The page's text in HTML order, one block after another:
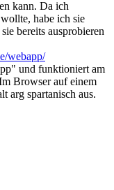
kann. Da ich
habe ich sie
bereits ausprobieren
webapp/
und funktioniert am
Browser auf einem
arg spartanisch aus.